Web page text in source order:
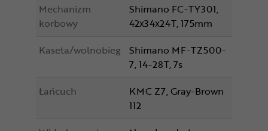
Mechanizm
korbowy
Shimano FC-TY301,
42x34x24T, 175mm
Kaseta/wolnobieg
Shimano MF-TZ500-
7, 14-28T, 7s
Łańcuch
KMC Z7, Gray-Brown
112